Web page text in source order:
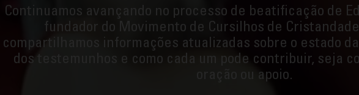
Continuamos avançando no processo de beatificação de
fundador do Movimento de Cursilhos de
compartilhamos informações atualizadas sobre o estado
dos testemunhos e como cada um pode contribuir, seja
oração ou apoio.